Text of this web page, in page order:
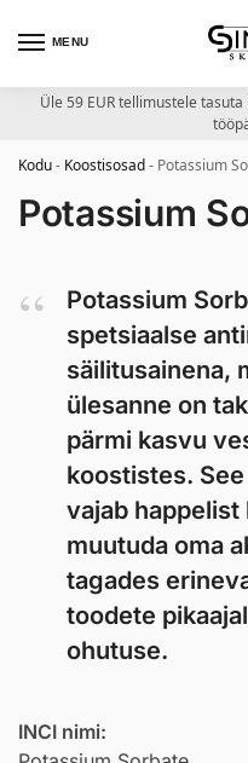
MENU
Üle 59 EUR tellimustele
Kodu- Koostisosad- Potassium
Potassium
Potassium
spetsiaalse
säilitusainena,
ülesanne on
pärmi kasvu
koostistes.
vajab
muutuda oma
tagades
toodete
ohutuse.
INCI nimi: